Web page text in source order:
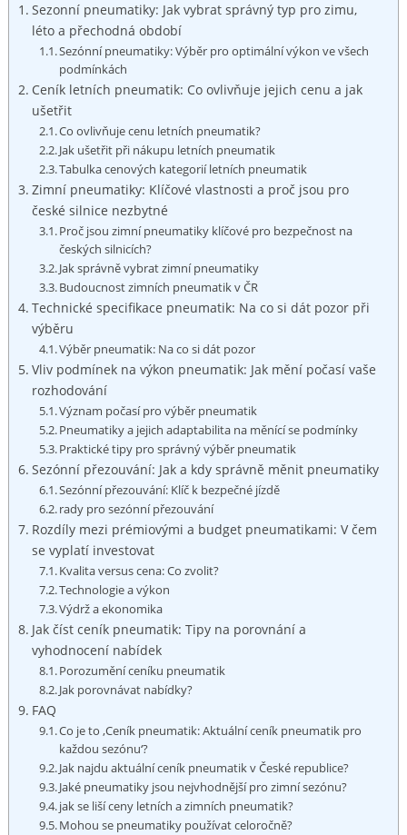
Sezonní​ pneumatiky:⁣ Jak vybrat správný ‌typ pro zimu,
léto ‌a přechodná období
Sezónní pneumatiky: Výběr pro ⁢optimální výkon⁤ ve​ všech ​
podmínkách
Ceník letních pneumatik: Co ovlivňuje⁢ jejich cenu a jak
ušetřit
Co ovlivňuje⁤ cenu‌ letních pneumatik?
Jak⁣ ušetřit při nákupu letních pneumatik
Tabulka cenových kategorií‌ letních⁢ pneumatik
Zimní ⁣pneumatiky: Klíčové vlastnosti a ⁣proč‌ jsou ⁢pro
české ‍silnice ⁤nezbytné
Proč jsou zimní pneumatiky klíčové pro bezpečnost na⁣
českých silnicích?
Jak správně vybrat zimní pneumatiky
Budoucnost ‌zimních pneumatik v ČR
Technické specifikace pneumatik: Na co si​ dát pozor⁢ při
výběru
Výběr pneumatik: Na co ⁤si dát pozor
Vliv ⁣podmínek na​ výkon pneumatik: ​Jak mění počasí ⁣vaše
rozhodování
Význam ​počasí⁢ pro‍ výběr pneumatik
Pneumatiky a jejich adaptabilita ​na měnící ‌se podmínky
Praktické tipy pro správný výběr‌ pneumatik
Sezónní přezouvání: Jak a kdy správně měnit⁤ pneumatiky
Sezónní​ přezouvání:⁣ Klíč ‍k bezpečné jízdě
rady‍ pro ‌sezónní přezouvání
Rozdíly mezi prémiovými a budget pneumatikami: V čem
se vyplatí investovat
Kvalita versus cena:⁤ Co zvolit?
Technologie a ‌výkon
Výdrž a ⁣ekonomika
Jak‍ číst ceník ⁣pneumatik:⁣ Tipy na⁢ porovnání⁤ a
vyhodnocení nabídek
Porozumění ceníku ⁤pneumatik
Jak porovnávat⁤ nabídky?
FAQ
Co je to ‚Ceník⁢ pneumatik: Aktuální ceník pneumatik pro
‌každou sezónu‘?
Jak najdu ​aktuální‌ ceník⁤ pneumatik v České ‍republice?
Jaké pneumatiky jsou nejvhodnější pro zimní sezónu?
jak se liší ceny​ letních a zimních ‍pneumatik?
Mohou se pneumatiky ‌používat⁢ celoročně?